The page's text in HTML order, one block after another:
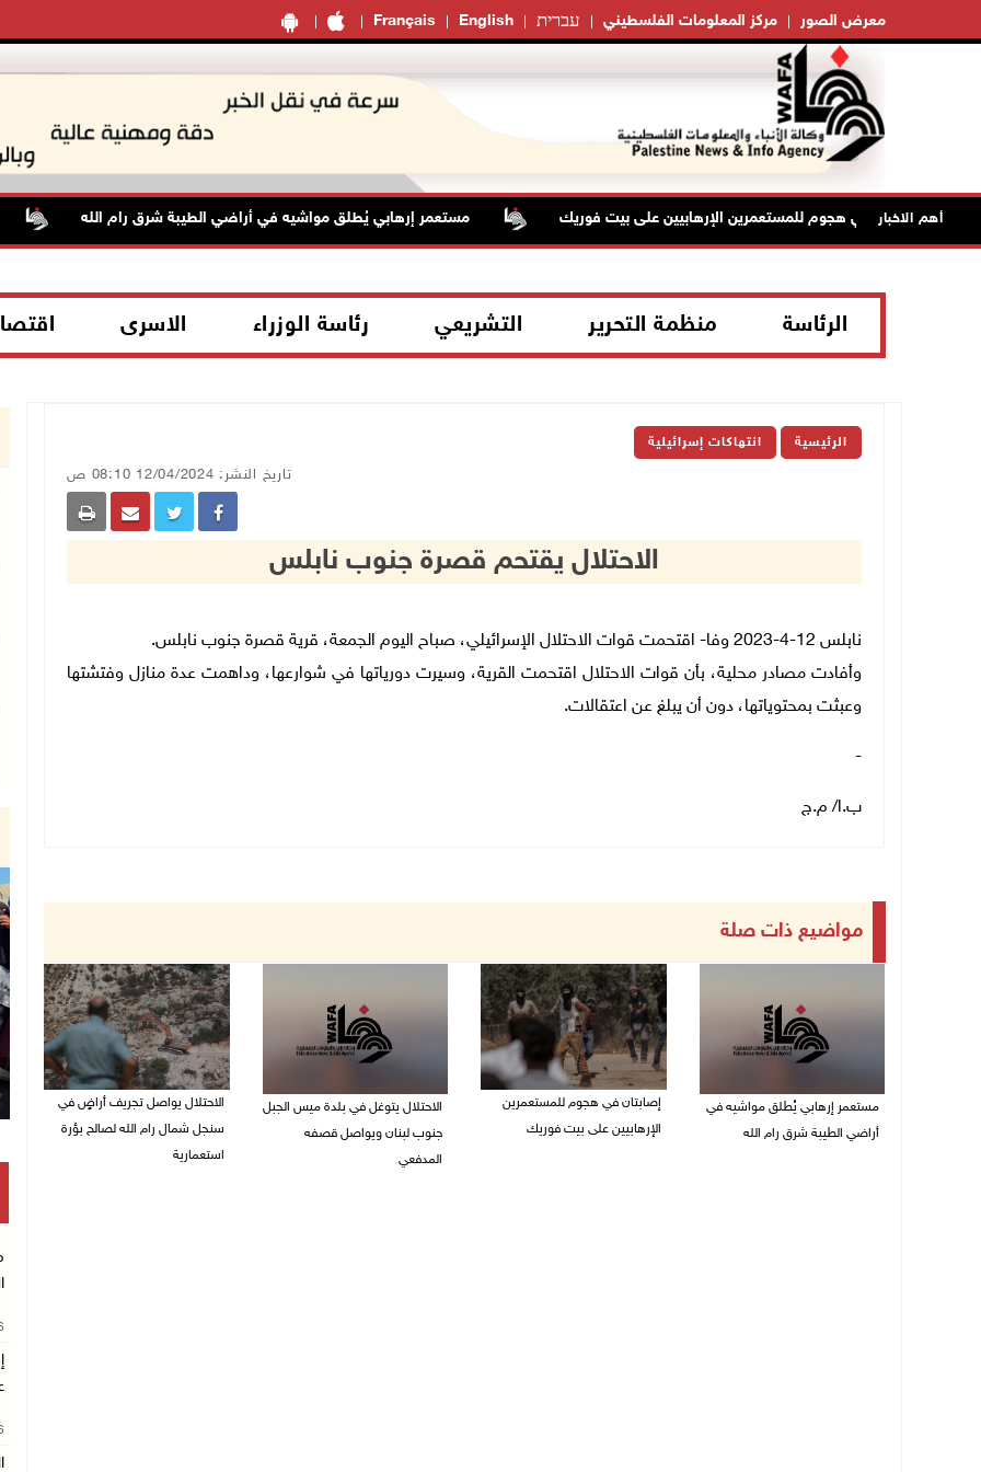
Français English עברית مركز المعلومات الفلسطيني معرض الصور
أهم الاخبار
إصابتان في هجوم للمستعمرين الإرهابيين على بيت فوريك مستعمر إرهابي يُطلق مواشيه في أراضي الطيبة شرق رام الله
الرئاسة منظمة التحرير التشريعي رئاسة الوزراء الاسرى
الرئيسية انتهاكات إسرائيلية
تاريخ النشر: 12/04/2024 08:10 ص
الاحتلال يقتحم قصرة جنوب نابلس
نابلس 12-4-2023 وفا- اقتحمت قوات الاحتلال الإسرائيلي، صباح اليوم الجمعة، قرية قصرة جنوب نابلس.
وأفادت مصادر محلية، بأن قوات الاحتلال اقتحمت القرية، وسيرت دورياتها في شوارعها، وداهمت عدة منازل وفتشتها
وعبثت بمحتوياتها، دون أن يبلغ عن اعتقالات.
-
ب.ا/ م.ج
مواضيع ذات صلة
مستعمر إرهابي يُطلق مواشيه في
أراضي الطيبة شرق رام الله
إصابتان في هجوم للمستعمرين
الإرهابيين على بيت فوريك
الاحتلال يتوغل في بلدة ميس الجبل
جنوب لبنان ويواصل قصفه
المدفعي
الاحتلال يواصل تجريف أراضٍ في
سنجل شمال رام الله لصالح بؤرة
استعمارية